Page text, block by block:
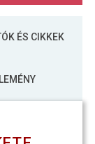
ÉS CIKKEK